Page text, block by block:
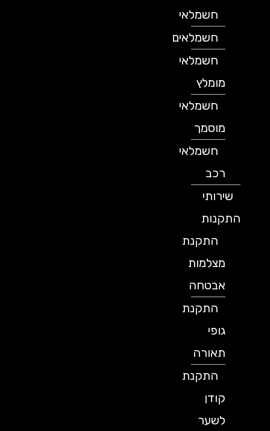
חשמלאי
חשמלאים
חשמלאי
מומלץ
חשמלאי
מוסמך
חשמלאי
שירותי
התקנות
התקנת
מצלמות
אבטחה
התקנת
תאורה
התקנת
לשער